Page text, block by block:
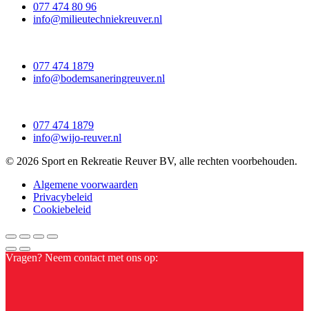
077 474 80 96
info@milieutechniekreuver.nl
077 474 1879
info@bodemsaneringreuver.nl
077 474 1879
info@wijo-reuver.nl
© 2026 Sport en Rekreatie Reuver BV, alle rechten voorbehouden.
Algemene voorwaarden
Privacybeleid
Cookiebeleid
Vragen? Neem contact met ons op: